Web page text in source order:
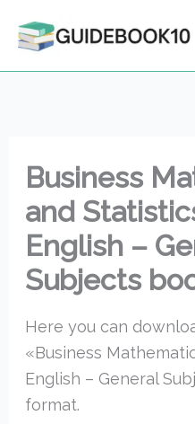
Business
and
English –
Subjects
Here you can
«Business
English – General
format.